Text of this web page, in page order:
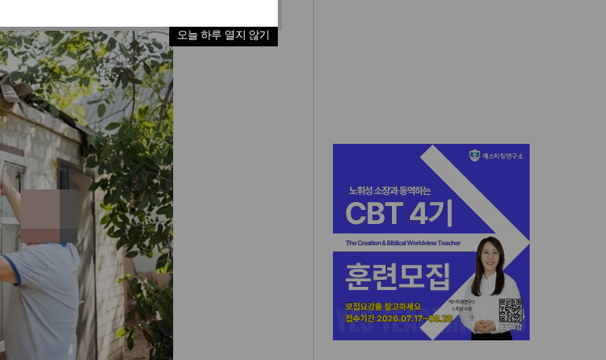
오늘 하루 열지 않기
한남대·KAIST, 세계적 광자·전
자기학 국제학술대회 ‘PIERS’
공실(空室) 공화국